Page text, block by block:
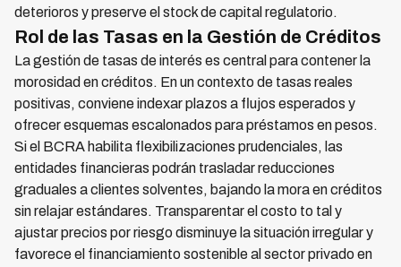
deterioros y preserve el stock de capital regulatorio.
Rol de las Tasas en la Gestión de Créditos
La gestión de tasas de interés es central para contener la
morosidad en créditos. En un contexto de tasas reales
positivas, conviene indexar plazos a flujos esperados y
ofrecer esquemas escalonados para préstamos en pesos.
Si el BCRA habilita flexibilizaciones prudenciales, las
entidades financieras podrán trasladar reducciones
graduales a clientes solventes, bajando la mora en créditos
sin relajar estándares. Transparentar el costo to tal y
ajustar precios por riesgo disminuye la situación irregular y
favorece el financiamiento sostenible al sector privado en